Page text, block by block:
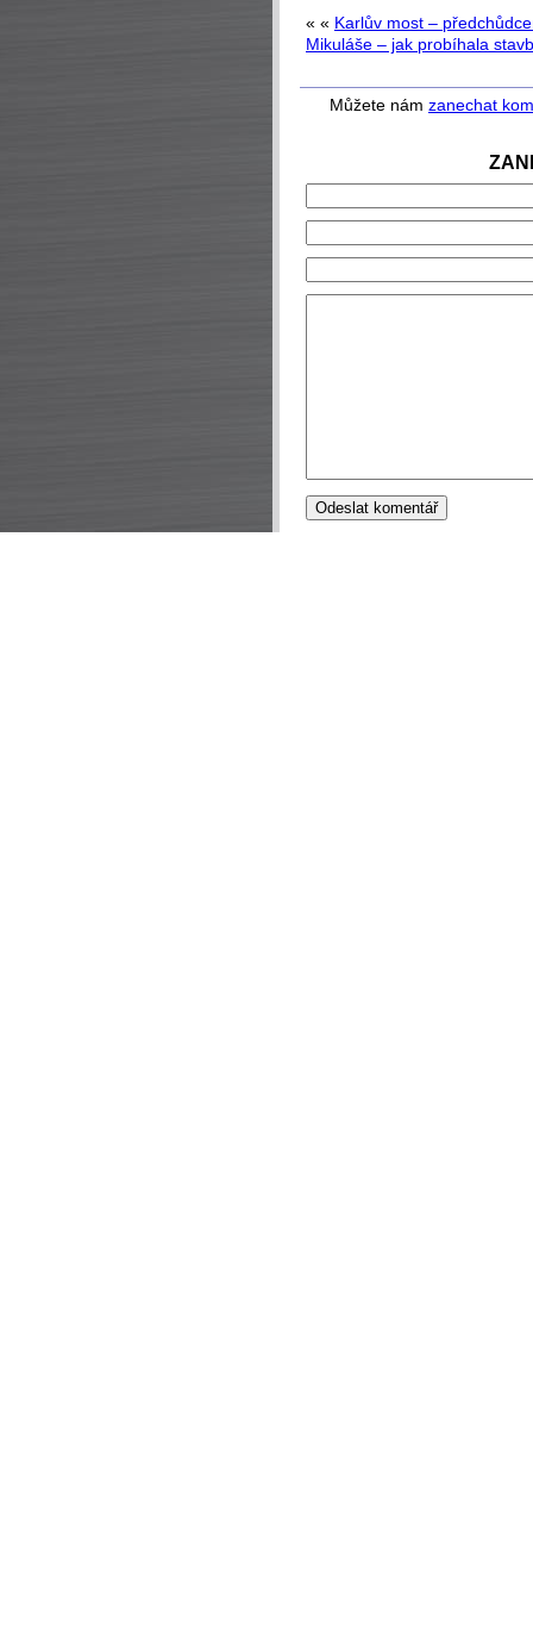
« « Karlův most –
Mikuláše – jak probíhala
Můžete nám zanechat